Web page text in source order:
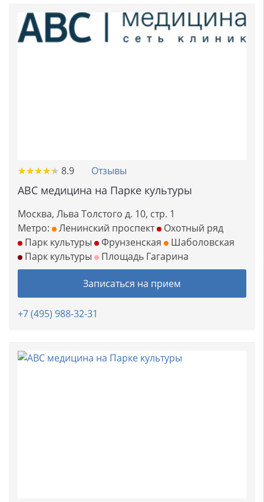
★★★★★
★★★★★ 8.9 Отзывы
ABC медицина на Парке культуры
Москва, Льва Толстого д. 10, стр. 1
Метро:
Ленинский проспект
Охотный ряд
Парк культуры
Фрунзенская
Шаболовская
Парк культуры
Площадь Гагарина
Записаться на прием
+7 (495) 988-32-31